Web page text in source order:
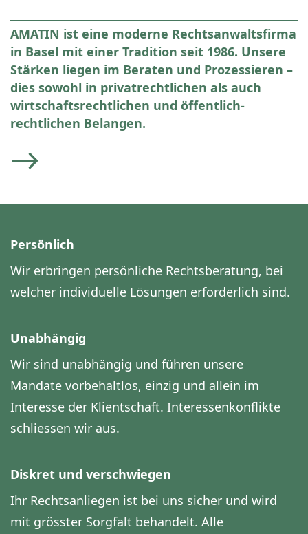
AMATIN ist eine moderne Rechtsanwaltsfirma
in Basel mit einer Tradition seit 1986. Unsere
Stärken liegen im Beraten und Prozessieren –
dies sowohl in privatrechtlichen als auch
wirtschaftsrechtlichen und öffentlich-
rechtlichen Belangen.
Persönlich
Wir erbringen persönliche Rechtsberatung, bei
welcher individuelle Lösungen erforderlich sind.
Unabhängig
Wir sind unabhängig und führen unsere
Mandate vorbehaltlos, einzig und allein im
Interesse der Klientschaft. Interessenkonflikte
schliessen wir aus.
Diskret und verschwiegen
Ihr Rechtsanliegen ist bei uns sicher und wird
mit grösster Sorgfalt behandelt. Alle